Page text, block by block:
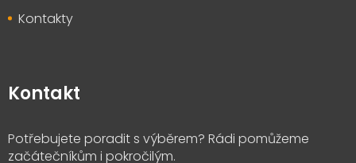
Kontakty
Kontakt